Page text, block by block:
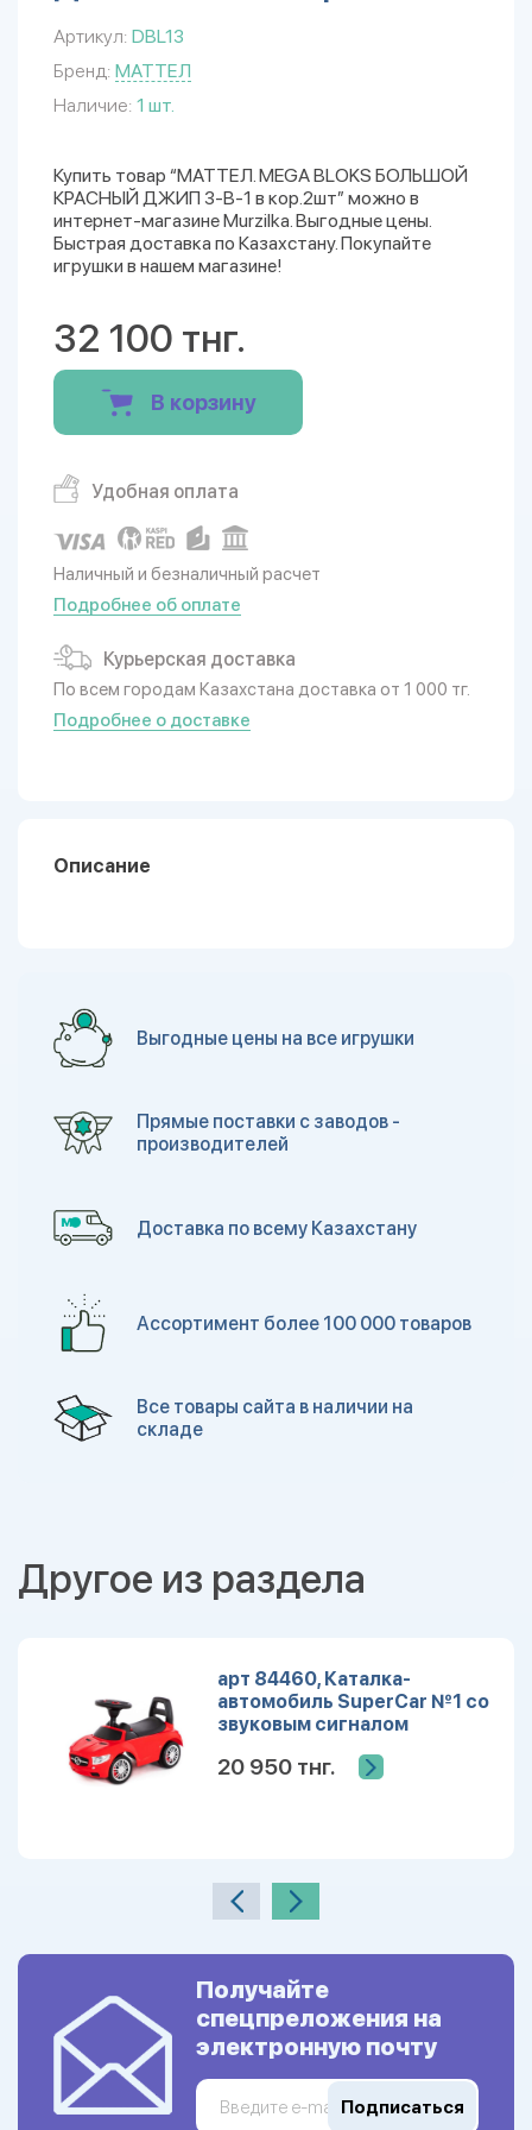
Артикул: DBL13
Бренд: МАТТЕЛ
Наличие: 1 шт.
Купить товар “МАТТЕЛ. MEGA BLOKS БОЛЬШОЙ
КРАСНЫЙ ДЖИП 3-В-1 в кор.2шт” можно в
интернет-магазине Murzilka. Выгодные цены.
Быстрая доставка по Казахстану. Покупайте
игрушки в нашем магазине!
32 100 тнг.
В корзину
Удобная оплата
Наличный и безналичный расчет
Подробнее об оплате
Курьерская доставка
По всем городам Казахстана доставка от 1 000 тг.
Подробнее о доставке
Описание
Выгодные цены на все игрушки
Прямые поставки с заводов -
производителей
Доставка по всему Казахстану
Ассортимент более 100 000 товаров
Все товары сайта в наличии на
складе
Другое из раздела
арт 84460, Каталка-
автомобиль SuperCar №1 со
звуковым сигналом
20 950 тнг.
Получайте
спецпреложения на
электронную почту
Подписаться